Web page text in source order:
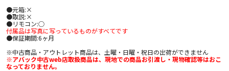
●元箱:×
●取説:×
●リモコン:○
付属品は写真に写っているものがすべてです
●保証期間:6ヶ月
※中古商品・アウトレット商品は、土曜・日曜・祝日の出荷ができません
※アバック中古web店取扱商品は、現地での商品お引渡し・現物確認等はおこ
なっておりません。